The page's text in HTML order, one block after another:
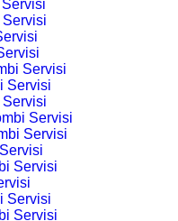
Servisi
Servisi
Servisi
Servisi
Servisi
Servisi
Servisi